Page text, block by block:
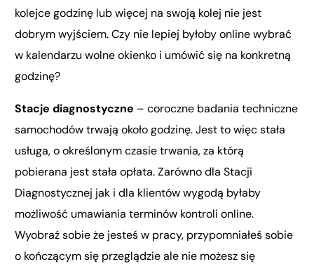
kolejce godzinę lub więcej na swoją kolej nie jest
dobrym wyjściem. Czy nie lepiej byłoby online wybrać
w kalendarzu wolne okienko i umówić się na konkretną
godzinę?
Stacje diagnostyczne – coroczne badania techniczne
samochodów trwają około godzinę. Jest to więc stała
usługa, o określonym czasie trwania, za którą
pobierana jest stała opłata. Zarówno dla Stacji
Diagnostycznej jak i dla klientów wygodą byłaby
możliwość umawiania terminów kontroli online.
Wyobraź sobie że jesteś w pracy, przypomniałeś sobie
o kończącym się przeglądzie ale nie możesz się